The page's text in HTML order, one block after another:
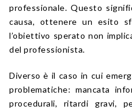
professionale. Questo
causa, ottenere un esito
l’obiettivo sperato non
del professionista.
Diverso è il caso in cui
problematiche: mancata
procedurali, ritardi gravi,